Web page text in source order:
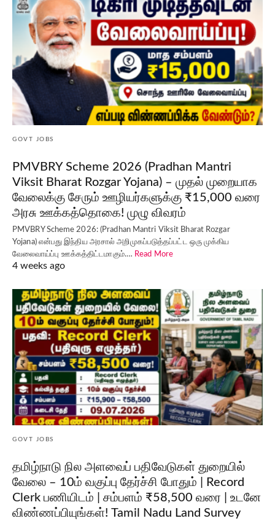
GOVT JOBS
PMVBRY Scheme 2026 (Pradhan Mantri
Viksit Bharat Rozgar Yojana) – முதல் முறையாக
வேலைக்கு சேரும் ஊழியர்களுக்கு ₹15,000 வரை
அரசு ஊக்கத்தொகை! முழு விவரம்
PMVBRY Scheme 2026: (Pradhan Mantri Viksit Bharat Rozgar
Yojana) என்பது இந்திய அரசால் அறிமுகப்படுத்தப்பட்ட ஒரு முக்கிய
வேலைவாய்ப்பு ஊக்கத்திட்டமாகும்.… Read More
4 weeks ago
GOVT JOBS
தமிழ்நாடு நில அளவைப் பதிவேடுகள் துறையில்
வேலை – 10ம் வகுப்பு தேர்ச்சி போதும் | Record
Clerk பணியிடம் | சம்பளம் ₹58,500 வரை | உடனே
விண்ணப்பியுங்கள்! Tamil Nadu Land Survey